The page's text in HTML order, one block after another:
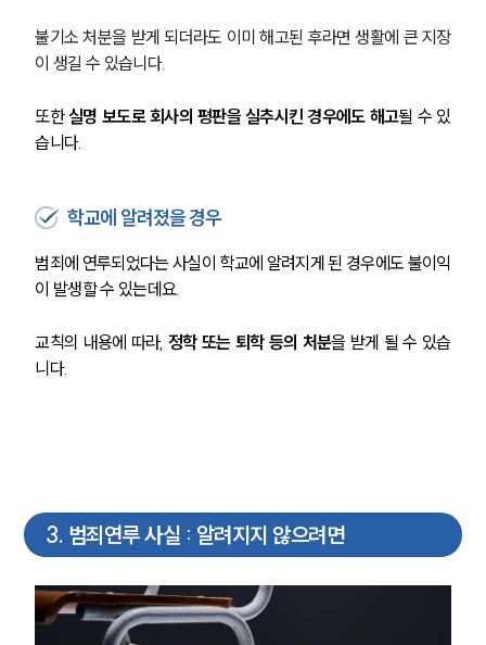
불기소 처분을 받게 되더라도 이미 해고된 후라면 생활에 큰 지장
이 생길 수 있습니다.
또한 실명 보도로 회사의 평판을 실추시킨 경우에도 해고될 수 있
습니다.
학교에 알려졌을 경우
범죄에 연루되었다는 사실이 학교에 알려지게 된 경우에도 불이익
이 발생할 수 있는데요.
교칙의 내용에 따라, 정학 또는 퇴학 등의 처분을 받게 될 수 있습
니다.
3. 범죄연루 사실 : 알려지지 않으려면